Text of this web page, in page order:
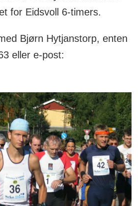
for Eidsvoll 6-timers.
Bjørn Hytjanstorp, enten
eller e-post: